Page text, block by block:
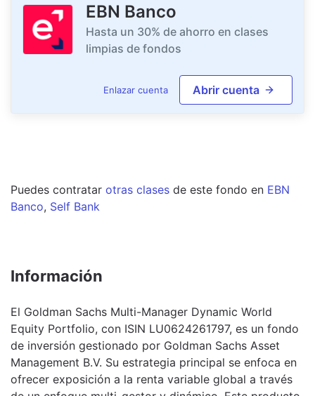
EBN Banco
Hasta un 30% de ahorro en clases
limpias de fondos
Enlazar cuenta Abrir cuenta
Puedes contratar otras clases de este fondo en EBN
Banco, Self Bank
Información
El Goldman Sachs Multi-Manager Dynamic World
Equity Portfolio, con ISIN LU0624261797, es un fondo
de inversión gestionado por Goldman Sachs Asset
Management B.V. Su estrategia principal se enfoca en
ofrecer exposición a la renta variable global a través